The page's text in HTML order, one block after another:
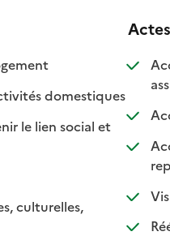
: disponible
: non disponible
domestiques
:
: non
le lien social et
culturelles,
:
: